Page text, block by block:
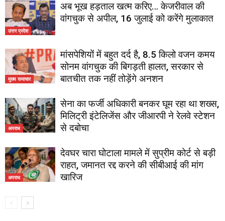
उत्तर प्रदेश
अब भूख हड़ताल खत्म करिए… केजरीवाल की
वांगचुक से अपील, 16 जुलाई को करेंगे मुलाकात
मुख्य समाचार
मांसपेशियों में बहुत दर्द है, 8.5 किलो वजन कमय
सोनम वांगचुक की बिगड़ती हालत, सरकार से
बातचीत तक नहीं तोड़ेंगे अनशन
अपराध
सेना का फर्जी अधिकारी बनकर घूम रहा था शख्स,
मिलिट्री इंटेलिजेंस और जीआरपी ने रेलवे स्टेशन
से दबोचा
अपराध
देवघर चारा घोटाला मामले में सुप्रीम कोर्ट से बड़ी
राहत, जमानत रद्द करने की सीबीआई की मांग
खारिज